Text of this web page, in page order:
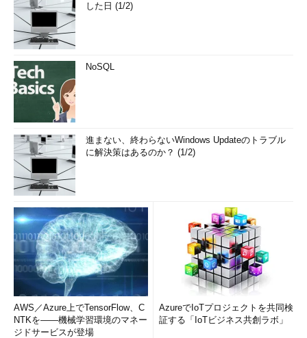
した日 (1/2)
NoSQL
進まない、終わらないWindows Updateのトラブル
に解決策はあるのか？ (1/2)
AWS／Azure上でTensorFlow、C
NTKを――機械学習環境のマネー
ジドサービスが登場
AzureでIoTプロジェクトを共同検
証する「IoTビジネス共創ラボ」